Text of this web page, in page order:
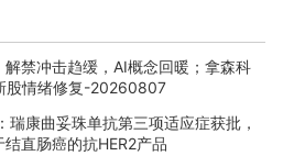
禁冲击趋缓，AI概念回暖；拿森科
股情绪修复-20260807
康曲妥珠单抗第三项适应症获批，
直肠癌的抗HER2产品